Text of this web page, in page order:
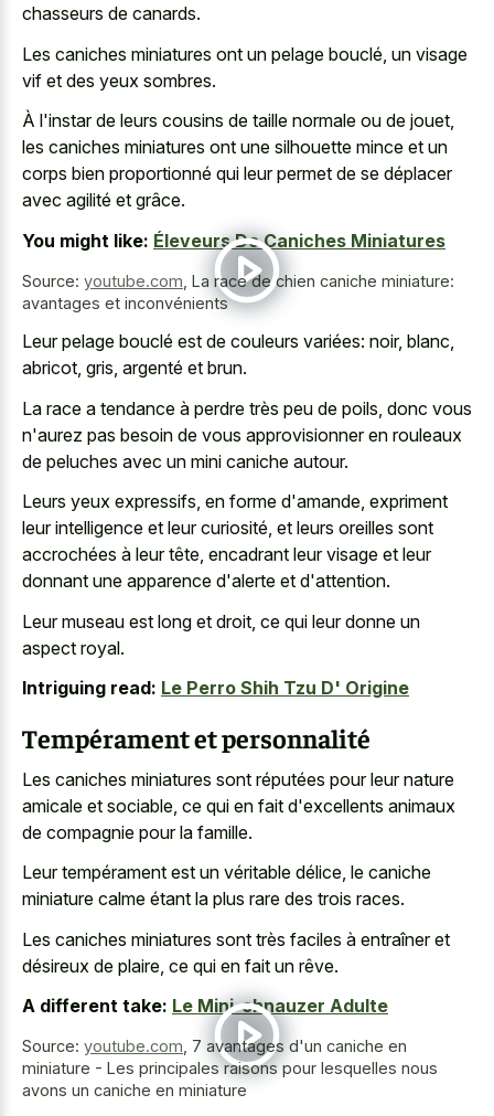
chasseurs de canards.
Les caniches miniatures ont un pelage bouclé, un visage
vif et des yeux sombres.
À l'instar de leurs cousins de taille normale ou de jouet,
les caniches miniatures ont une silhouette mince et un
corps bien proportionné qui leur permet de se déplacer
avec agilité et grâce.
You might like: Éleveurs De Caniches Miniatures
Source: youtube.com La race de chien caniche miniature:
avantages et inconvénients
Leur pelage bouclé est de couleurs variées: noir, blanc,
abricot, gris, argenté et brun.
La race a tendance à perdre très peu de poils, donc vous
n'aurez pas besoin de vous approvisionner en rouleaux
de peluches avec un mini caniche autour.
Leurs yeux expressifs, en forme d'amande, expriment
leur intelligence et leur curiosité, et leurs oreilles sont
accrochées à leur tête, encadrant leur visage et leur
donnant une apparence d'alerte et d'attention.
Leur museau est long et droit, ce qui leur donne un
aspect royal.
Intriguing read: Le Perro Shih Tzu D' Origine
Tempérament et personnalité
Les caniches miniatures sont réputées pour leur nature
amicale et sociable, ce qui en fait d'excellents animaux
de compagnie pour la famille.
Leur tempérament est un véritable délice, le caniche
miniature calme étant la plus rare des trois races.
Les caniches miniatures sont très faciles à entraîner et
désireux de plaire, ce qui en fait un rêve.
A different take: Le Mini-chnauzer Adulte
Source: youtube.com 7 avantages d'un caniche en
miniature - Les principales raisons pour lesquelles nous
avons un caniche en miniature